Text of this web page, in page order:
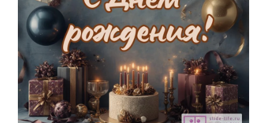
Свадьба
Годовщина свадьбы
Календарь праздников
КОМУ
Женщине
Мужчине